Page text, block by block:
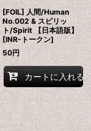
[FOIL] 人間/Human
No.002 & スピリッ
ト/Spirit 【日本語版】
[INR-トークン]
50円
カートに入れる